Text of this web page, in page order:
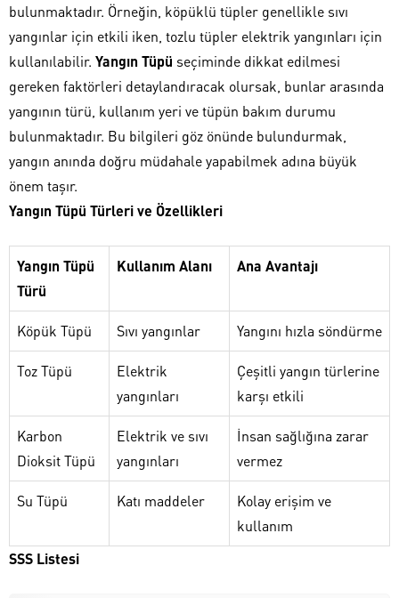
bulunmaktadır. Örneğin, köpüklü tüpler genellikle sıvı
yangınlar için etkili iken, tozlu tüpler elektrik yangınları için
kullanılabilir. Yangın Tüpü seçiminde dikkat edilmesi
gereken faktörleri detaylandıracak olursak, bunlar arasında
yangının türü, kullanım yeri ve tüpün bakım durumu
bulunmaktadır. Bu bilgileri göz önünde bulundurmak,
yangın anında doğru müdahale yapabilmek adına büyük
önem taşır.
Yangın Tüpü Türleri ve Özellikleri
Yangın Tüpü
Türü
Kullanım Alanı Ana Avantajı
Köpük Tüpü Sıvı yangınlar Yangını hızla söndürme
Toz Tüpü
Elektrik
yangınları
Çeşitli yangın türlerine
karşı etkili
Karbon
Dioksit Tüpü
Elektrik ve sıvı
yangınları
İnsan sağlığına zarar
vermez
Su Tüpü Katı maddeler
Kolay erişim ve
kullanım
SSS Listesi